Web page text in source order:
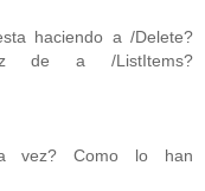
haciendo a /Delete?
de a /ListItems?
vez? Como lo han